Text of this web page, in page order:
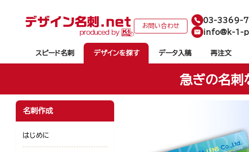
お問い合わせ
03-3369-
info@k-1-
スピード名刺 デザインを探す データ入稿 再注文
急ぎの名刺
名刺作成
はじめに